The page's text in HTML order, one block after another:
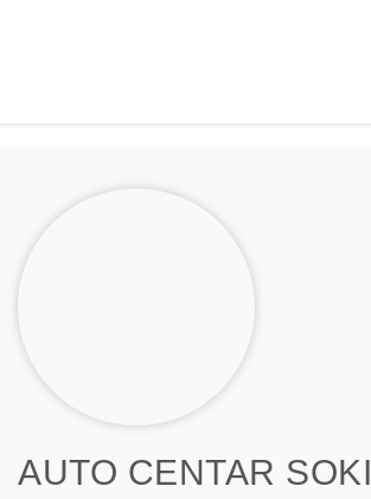
AUTO CENTAR